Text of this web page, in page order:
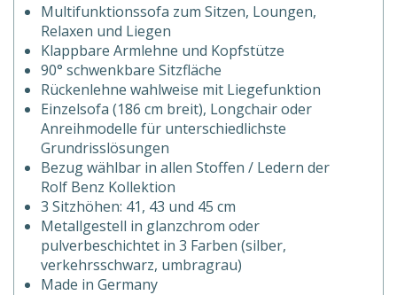
Multifunktionssofa zum Sitzen, Loungen,
Relaxen und Liegen
Klappbare Armlehne und Kopfstütze
90° schwenkbare Sitzfläche
Rückenlehne wahlweise mit Liegefunktion
Einzelsofa (186 cm breit), Longchair oder
Anreihmodelle für unterschiedlichste
Grundrisslösungen
Bezug wählbar in allen Stoffen / Ledern der
Rolf Benz Kollektion
3 Sitzhöhen: 41, 43 und 45 cm
Metallgestell in glanzchrom oder
pulverbeschichtet in 3 Farben (silber,
verkehrsschwarz, umbragrau)
Made in Germany